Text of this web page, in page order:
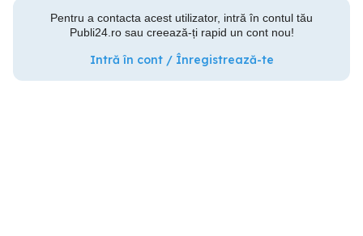
Pentru a contacta acest utilizator, intră în contul tău
Publi24.ro sau creează-ți rapid un cont nou!
Intră în cont / Înregistrează-te